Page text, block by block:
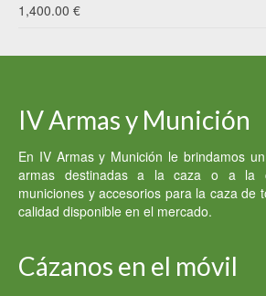
1,400.00 €
IV Armas y Munición
En IV Armas y Munición le brindamos
armas destinadas a la caza o a la
municiones y accesorios para la caza de
calidad disponible en el mercado.
Cázanos en el móvil